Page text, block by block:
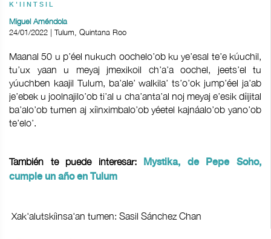
K'IINTSIL
Miguel Améndola
24/01/2022 | Tulum, Quintana Roo
Maanal 50 u p’éel nukuch oochelo’ob ku ye’esal te’e kúuchil,
tu’ux yaan u meyaj jmexikoil ch’a’a oochel, jeets’el tu
yúuchben kaajil Tulum, ba’ale’ walkila’ ts’o’ok jump’éel ja’ab
je’ebek u joolnajilo’ob ti’al u cha’anta’al noj meyaj e’esik díijital
ba’alo’ob tumen aj xíinximbalo’ob yéetel kajnáalo’ob yano’ob
te’elo’.
También te puede interesar:
Mystika, de Pepe Soho,
cumple un año en Tulum
Xak'alutskíinsa'an tumen: Sasil Sánchez Chan